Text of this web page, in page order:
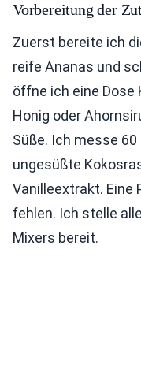
Vorbereitung der
Zuerst bereite ich
reife Ananas und
öffne ich eine Dose
Honig oder
Süße. Ich messe
ungesüßte
Vanilleextrakt. Eine
fehlen. Ich stelle
Mixers bereit.